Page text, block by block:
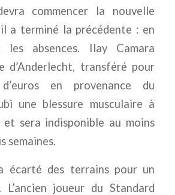
commencer la nouvelle
il a terminé la précédente : en
les absences. Ilay Camara
d’Anderlecht, transféré pour
en provenance du
une blessure musculaire à
et sera indisponible au moins
semaines.
écarté des terrains pour un
L’ancien joueur du Standard